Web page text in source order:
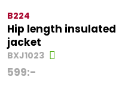
B224
Hip length insulated
jacket
BXJ1023
599:-